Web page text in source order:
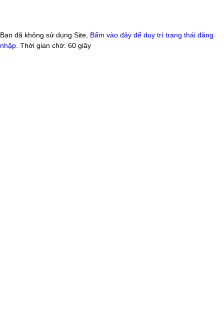
Bạn đã không sử dụng Site, Bấm vào đây để duy trì trạng thái đăng
nhập . Thời gian chờ: 60 giây